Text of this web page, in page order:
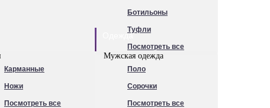
Ботильоны
Туфли
Посмотреть все
Карманные
Ножи
Посмотреть все
Одежда
Мужская одежда
Поло
Сорочки
Посмотреть все